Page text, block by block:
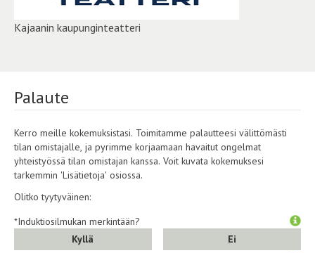
Kajaanin kaupunginteatteri
Palaute
Kerro meille kokemuksistasi. Toimitamme palautteesi välittömästi
tilan omistajalle, ja pyrimme korjaamaan havaitut ongelmat
yhteistyössä tilan omistajan kanssa. Voit kuvata kokemuksesi
tarkemmin 'Lisätietoja' osiossa.
Olitko tyytyväinen:
*Induktiosilmukan merkintään?
Kyllä
Ei